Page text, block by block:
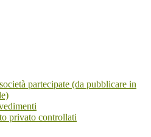
partecipate (da pubblicare in
privato controllati